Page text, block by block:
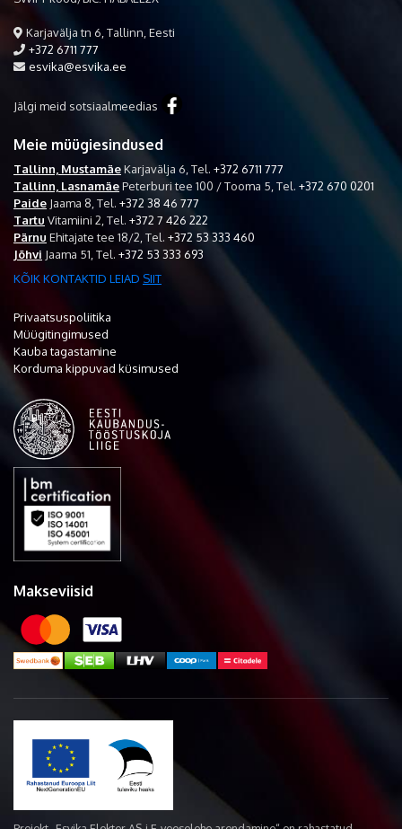
Karjavälja tn 6, Tallinn, Eesti
+372 6711 777
esvika@esvika.ee
Jälgi meid sotsiaalmeedias
Meie müügiesindused
Tallinn, MustamäeKarjavälja 6, Tel. +372 6711 777
Tallinn, LasnamäePeterburi tee 100 / Tooma 5, Tel. +372 670 0201
Paide Jaama 8, Tel. +372 38 46 777
Tartu Vitamiini 2, Tel. +372 7 426 222
Pärnu Ehitajate tee 18/2, Tel. +372 53 333 460
Jõhvi Jaama 51, Tel. +372 53 333 693
KÕIK KONTAKTID LEIAD SIIT
Privaatsuspoliitika
Müügitingimused
Kauba tagastamine
Korduma kippuvad küsimused
Makseviisid